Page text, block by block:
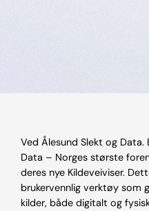
Ved Ålesund Slekt og
Data – Norges største
deres nye Kildeveiviser.
brukervennlig verktøy som
kilder, både digitalt og